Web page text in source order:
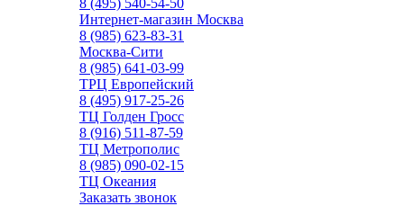
8 (495) 540-54-50
Интернет-магазин Москва
8 (985) 623-83-31
Москва-Сити
8 (985) 641-03-99
ТРЦ Европейский
8 (495) 917-25-26
ТЦ Голден Гросс
8 (916) 511-87-59
ТЦ Метрополис
8 (985) 090-02-15
ТЦ Океания
Заказать звонок